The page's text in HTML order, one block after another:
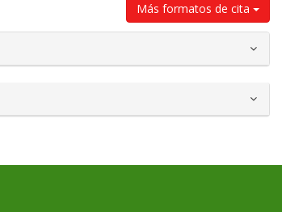
Más formatos de cita